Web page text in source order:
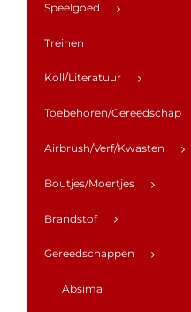
Speelgoed
Treinen
Koll/Literatuur
Toebehoren/Gereedschap
Airbrush/Verf/Kwasten
Boutjes/Moertjes
Brandstof
Gereedschappen
Absima